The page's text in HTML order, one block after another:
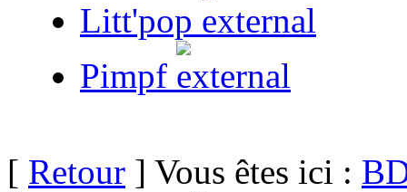
Litt'pop
Pimpf
[ Retour ] Vous êtes ici :